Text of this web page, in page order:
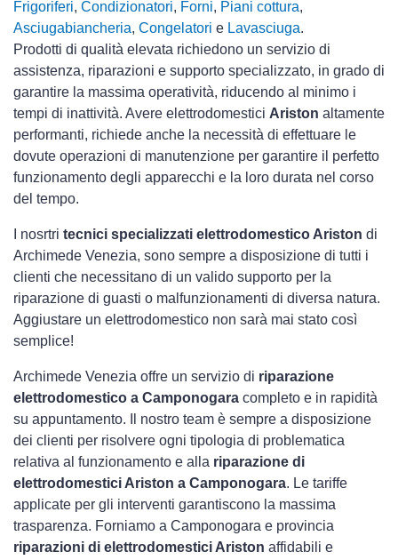
Frigoriferi, Condizionatori, Forni, Piani cottura,
Asciugabiancheria, Congelatori e Lavasciuga.
Prodotti di qualità elevata richiedono un servizio di
assistenza, riparazioni e supporto specializzato, in grado di
garantire la massima operatività, riducendo al minimo i
tempi di inattività. Avere elettrodomestici Ariston altamente
performanti, richiede anche la necessità di effettuare le
dovute operazioni di manutenzione per garantire il perfetto
funzionamento degli apparecchi e la loro durata nel corso
del tempo.
I nosrtri tecnici specializzati elettrodomestico Ariston di
Archimede Venezia, sono sempre a disposizione di tutti i
clienti che necessitano di un valido supporto per la
riparazione di guasti o malfunzionamenti di diversa natura.
Aggiustare un elettrodomestico non sarà mai stato così
semplice!
Archimede Venezia offre un servizio di riparazione
elettrodomestico a Camponogara completo e in rapidità
su appuntamento. Il nostro team è sempre a disposizione
dei clienti per risolvere ogni tipologia di problematica
relativa al funzionamento e alla riparazione di
elettrodomestici Ariston a Camponogara. Le tariffe
applicate per gli interventi garantiscono la massima
trasparenza. Forniamo a Camponogara e provincia
riparazioni di elettrodomestici Ariston affidabili e